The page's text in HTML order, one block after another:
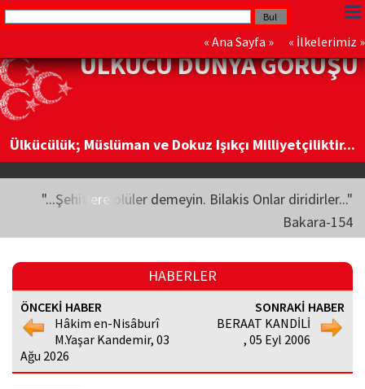
« Ana Sayfa » « İlkelerimiz »
ÜLKÜCÜ DÜNYA GÖRÜŞÜ
Ülkücülük; Müslüman ve Dokuz Işıkçı Milliyetçiliktir...
"...Şehitlere ölüler demeyin. Bilakis Onlar diridirler..."
Bakara-154
HABERLER
ÖNCEKİ HABER
Hâkim en-Nisâburî
M.Yaşar Kandemir, 03
Ağu 2026
SONRAKİ HABER
BERAAT KANDİLİ
, 05 Eyl 2006